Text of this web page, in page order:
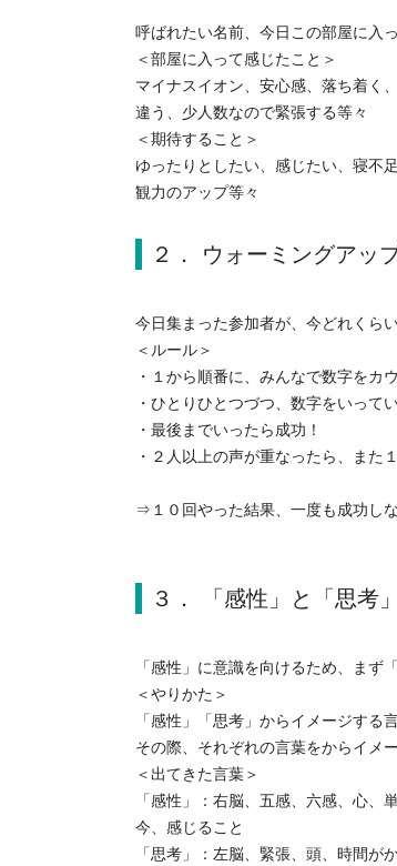
呼ばれたい名前、今日この部屋に入
＜部屋に入って感じたこと＞
マイナスイオン、安心感、落ち着く
違う、少人数なので緊張する等々
＜期待すること＞
ゆったりとしたい、感じたい、寝不
観力のアップ等々
２． ウォーミングア
今日集まった参加者が、今どれくら
＜ルール＞
・１から順番に、みんなで数字をカ
・ひとりひとつづつ、数字をいって
・最後までいったら成功！
・２人以上の声が重なったら、また
⇒１０回やった結果、一度も成功し
３． 「感性」と「思考
「感性」に意識を向けるため、ま
＜やりかた＞
「感性」「思考」からイメージする
その際、それぞれの言葉をからイメ
＜出てきた言葉＞
「感性」：右脳、五感、六感、心
今、感じること
「思考」：左脳、緊張、頭、時間